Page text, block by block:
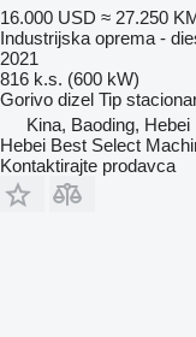
16.000 USD ≈ 27.250
Industrijska oprema -
2021
816 k.s. (600 kW)
Gorivo dizel Tip
Kina, Baoding, Hebei
Hebei Best Select
Kontaktirajte prodavca